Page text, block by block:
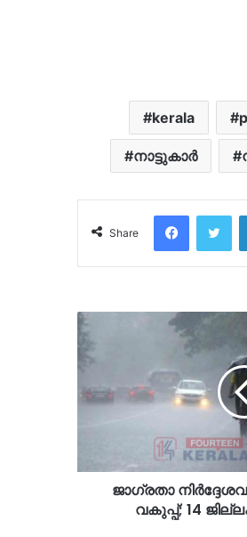
kerala
നാട്ടുകാർ
Share
Facebook
ജാഗ്രതാ
വകുപ്പ്; 14